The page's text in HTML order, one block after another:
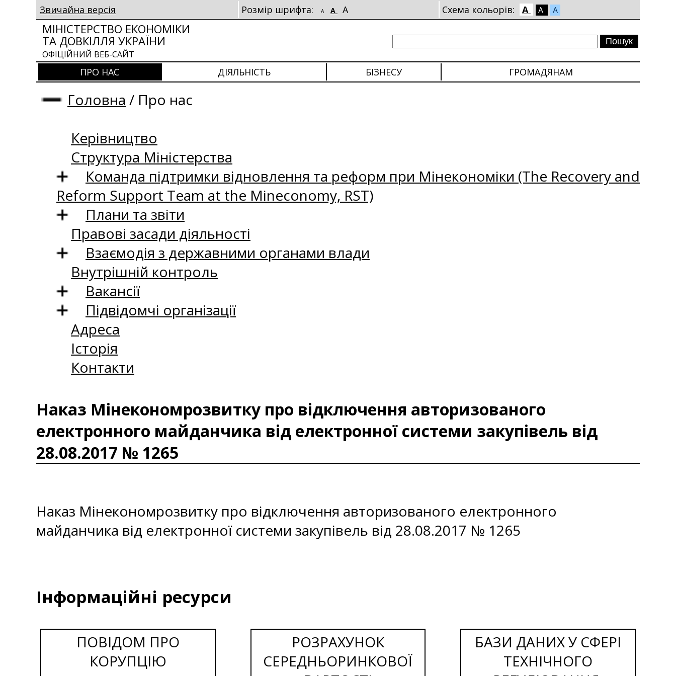
Звичайна версія Розмір шрифта: A A A Схема кольорів: A A A
МІНІСТЕРСТВО ЕКОНОМІКИ
ТА ДОВКІЛЛЯ УКРАЇНИ
ОФІЦІЙНИЙ ВЕБ-САЙТ
ПРО НАС ДІЯЛЬНІСТЬ БІЗНЕСУ ГРОМАДЯНАМ
Головна / Про нас
Керівництво
Структура Міністерства
Команда підтримки відновлення та реформ при Мінекономіки (The Recovery and
Reform Support Team at the Mineconomy, RST)
Плани та звіти
Правові засади діяльності
Взаємодія з державними органами влади
Внутрішній контроль
Вакансії
Підвідомчі організації
Адреса
Історія
Контакти
Наказ Мінекономрозвитку про відключення авторизованого
електронного майданчика від електронної системи закупівель від
28.08.2017 № 1265
Наказ Мінекономрозвитку про відключення авторизованого електронного
майданчика від електронної системи закупівель від 28.08.2017 № 1265
Інформаційні ресурси
ПОВІДОМ ПРО
КОРУПЦІЮ
РОЗРАХУНОК
СЕРЕДНЬОРИНКОВОЇ
БАЗИ ДАНИХ У СФЕРІ
ТЕХНІЧНОГО